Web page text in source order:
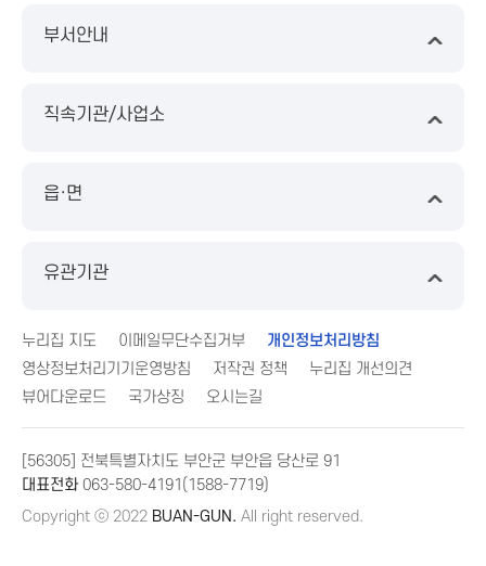
부서안내
직속기관/사업소
읍·면
유관기관
누리집 지도 이메일무단수집거부
개인정보처리방침
영상정보처리기기운영방침
저작권 정책
누리집 개선의견
뷰어다운로드
국가상징 오시는길
[56305] 전북특별자치도 부안군 부안읍 당산로 91
대표전화063-580-4191(1588-7719)
Copyright ⓒ 2022 BUAN-GUN. All right reserved.